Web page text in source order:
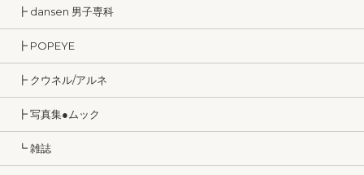
┣ dansen 男子専科
┣ POPEYE
┣ クウネル/アルネ
┣ 写真集●ムック
┗ 雑誌